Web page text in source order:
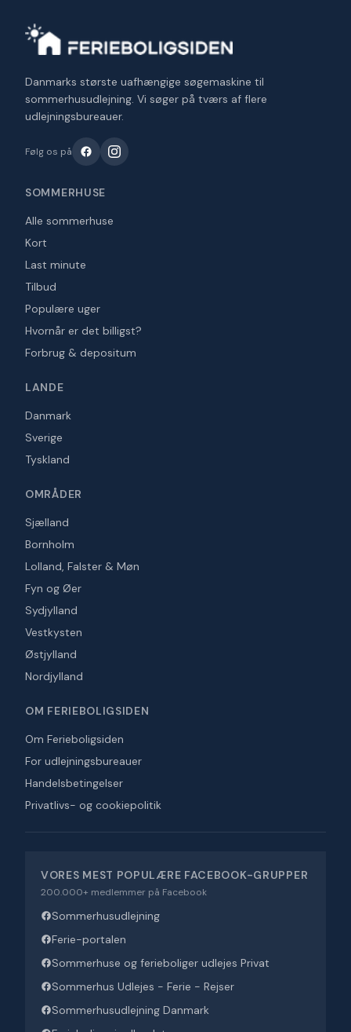
Danmarks største uafhængige søgemaskine til
sommerhusudlejning. Vi søger på tværs af flere
udlejningsbureauer.
Følg os på
SOMMERHUSE
Alle sommerhuse
Kort
Last minute
Tilbud
Populære uger
Hvornår er det billigst?
Forbrug & depositum
LANDE
Danmark
Sverige
Tyskland
OMRÅDER
Sjælland
Bornholm
Lolland, Falster & Møn
Fyn og Øer
Sydjylland
Vestkysten
Østjylland
Nordjylland
OM FERIEBOLIGSIDEN
Om Ferieboligsiden
For udlejningsbureauer
Handelsbetingelser
Privatlivs- og cookiepolitik
VORES MEST POPULÆRE FACEBOOK-GRUPPER
200.000+ medlemmer på Facebook
Sommerhusudlejning
Ferie-portalen
Sommerhuse og ferieboliger udlejes Privat
Sommerhus Udlejes - Ferie - Rejser
Sommerhusudlejning Danmark